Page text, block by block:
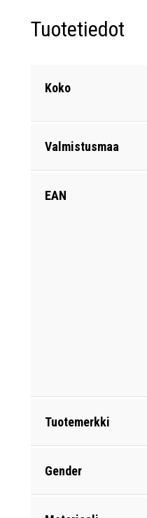
Tuotetiedot
Koko
Valmistusmaa
EAN
Tuotemerkki
Gender